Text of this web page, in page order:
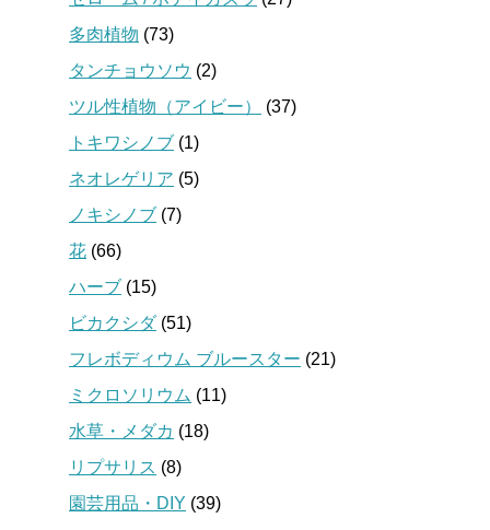
多肉植物 (73)
タンチョウソウ (2)
ツル性植物（アイビー）
(37)
トキワシノブ (1)
ネオレゲリア (5)
ノキシノブ (7)
花 (66)
ハーブ (15)
ビカクシダ(51)
フレボディウム ブルースター (21)
ミクロソリウム (11)
水草・メダカ (18)
リプサリス (8)
園芸用品・DIY (39)